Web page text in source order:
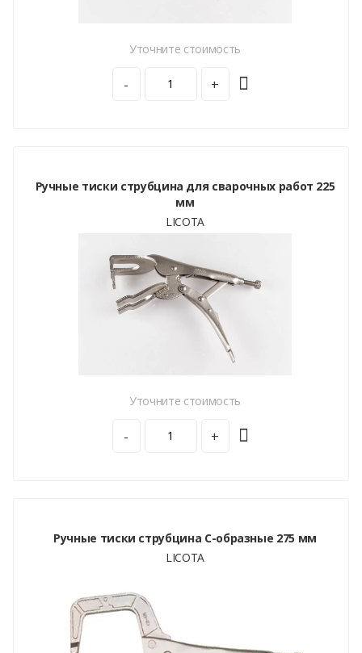
Уточните стоимость
- +
Ручные тиски струбцина для сварочных работ 225
мм
LICOTA
Уточните стоимость
- +
Ручные тиски струбцина С-образные 275 мм
LICOTA